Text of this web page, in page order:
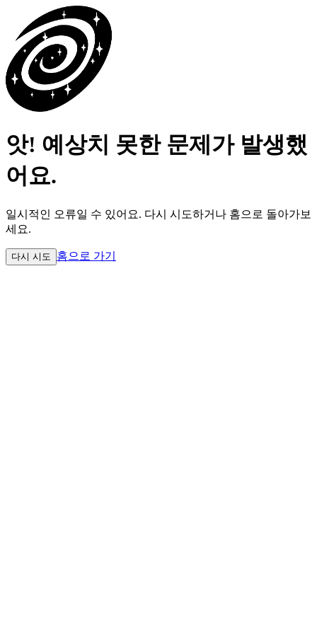
앗! 예상치 못한 문제가 발생했
어요.
일시적인 오류일 수 있어요. 다시 시도하거나 홈으로 돌아가보
세요.
다시 시도 홈으로 가기